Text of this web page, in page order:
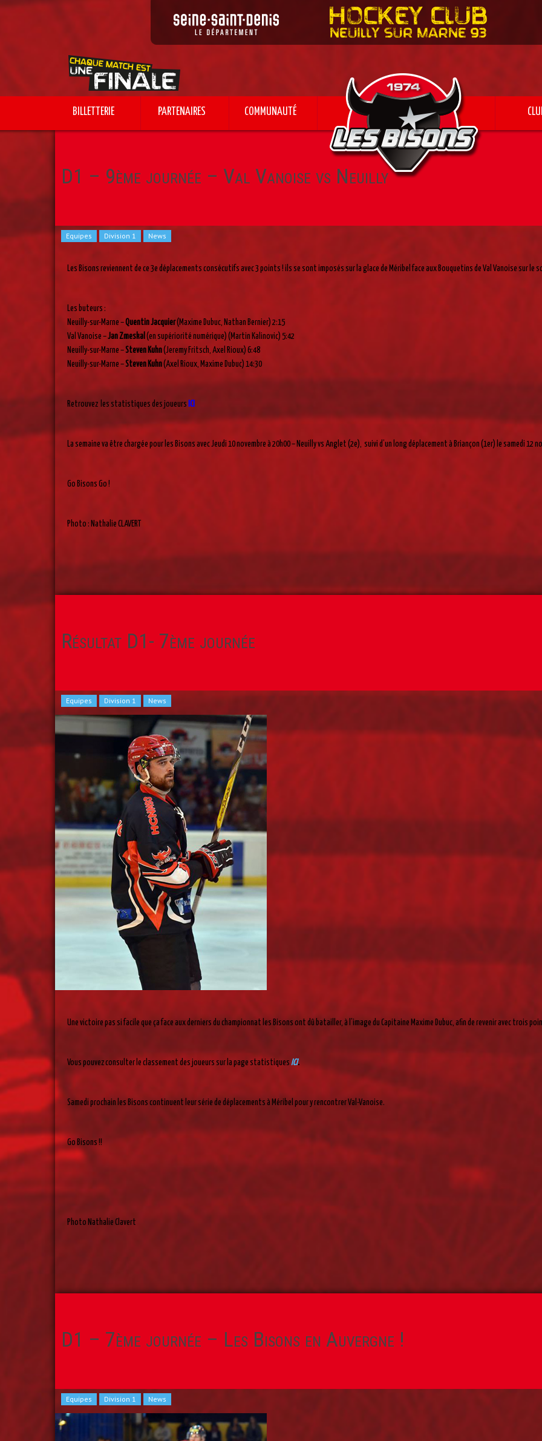
BILLETTERIE PARTENAIRES COMMUNAUTÉ
D1 – 9ème journée – Val Vanoise vs Neuilly
Equipes Division 1 News
Les Bisons reviennent de ce 3e déplacements consécutifs avec 3 points ! ils se sont imposés sur la glace de Méribel face aux Bouquetins de Val Vanoise sur le
Les buteurs :
Neuilly-sur-Marne –Quentin Jacquier(Maxime Dubuc, Nathan Bernier) 2:15
Val Vanoise –Jan Zmeskal (en supériorité numérique) (Martin Kalinovic) 5:42
Neuilly-sur-Marne –Steven Kuhn(Jeremy Fritsch, Axel Rioux) 6:48
Neuilly-sur-Marne –Steven Kuhn(Axel Rioux, Maxime Dubuc) 14:30
Retrouvez les statistiques des joueurs ICI
La semaine va être chargée pour les Bisons avec Jeudi 10 novembre à 20h00 – Neuilly vs Anglet (2e), suivi d’un long déplacement à Briançon (1er) le samedi 12
Go Bisons Go !
Photo : Nathalie CLAVERT
Résultat D1- 7ème journée
Equipes Division 1 News
Une victoire pas si facile que ça face aux derniers du championnat les Bisons ont dû batailler, à l’image du Capitaine Maxime Dubuc, afin de revenir avec trois
Vous pouvez consulter le classement des joueurs sur la page statistiques ICI.
Samedi prochain les Bisons continuent leur série de déplacements à Méribel pour y rencontrer Val-Vanoise.
Go Bisons !!
Photo Nathalie Clavert
D1 – 7ème journée – Les Bisons en Auvergne !
Equipes Division 1 News